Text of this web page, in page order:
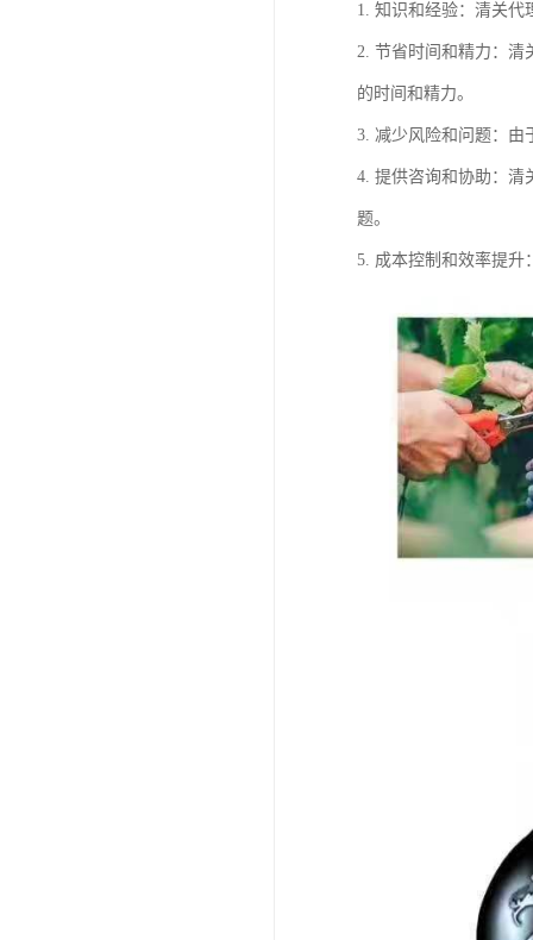
1. 知识和经验：清关代
2. 节省时间和精力：清
的时间和精力。
3. 减少风险和问题：由
4. 提供咨询和协助：清
题。
5. 成本控制和效率提升